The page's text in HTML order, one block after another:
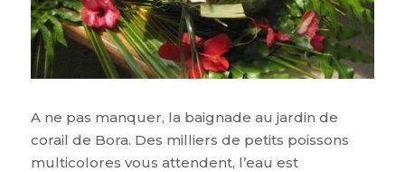
A ne pas manquer, la baignade au jardin de
corail de Bora. Des milliers de petits poissons
multicolores vous attendent, l’eau est